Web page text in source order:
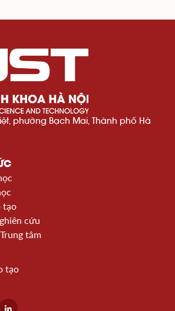
phường Bạch Mai, Thành phố Hà
tạo
cứu
tâm
tạo